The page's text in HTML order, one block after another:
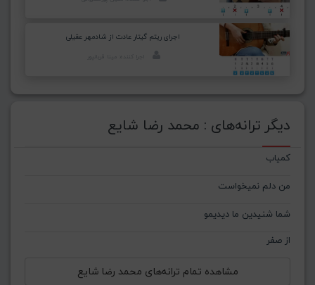
اجرای ریتم گیتار عادت از شادمهر عقیلی
دیگر ترانه‌های : محمد رضا شایع
کمیاب
من دلم نمیخواست
شما شنیدین ما دیدیمو
از صفر
مشاهده تمام ترانه‌های محمد رضا شایع